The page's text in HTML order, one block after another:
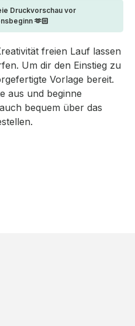
Druckvorschau vor
🫶🏻
freien Lauf lassen
Um dir den Einstieg zu
Vorlage bereit.
aus und beginne
bequem über das